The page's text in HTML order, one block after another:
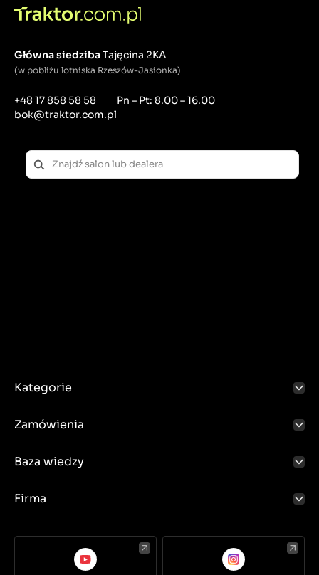
Główna siedzibaTajęcina 2KA
(w pobliżu lotniska Rzeszów-Jasionka)
+48 17 858 58 58
bok@traktor.com.pl
Pn – Pt: 8.00 – 16.00
Kategorie
Zamówienia
Baza wiedzy
Firma